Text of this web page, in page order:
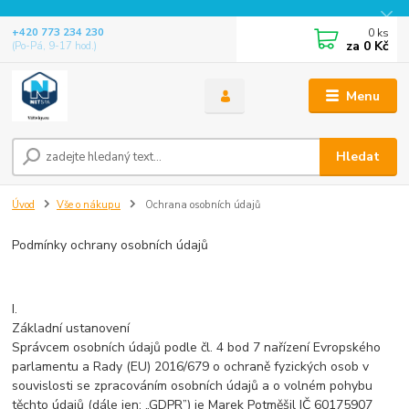
Menu
Hledat
+420 773 234 230
(Po-Pá, 9-17 hod.)
0 ks
za 0 Kč
Úvod Vše o nákupu Ochrana osobních údajů
Podmínky ochrany osobních údajů
I.
Základní ustanovení
Správcem osobních údajů podle čl. 4 bod 7 nařízení Evropského
parlamentu a Rady (EU) 2016/679 o ochraně fyzických osob v
souvislosti se zpracováním osobních údajů a o volném pohybu
těchto údajů (dále jen: „GDPR”) je Marek Potměšil IČ 60175907